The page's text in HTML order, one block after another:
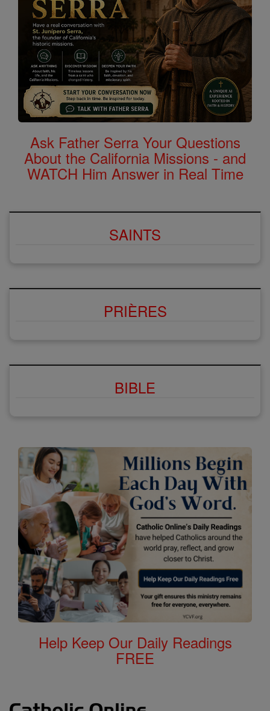
Ask Father Serra Your Questions
About the California Missions - and
WATCH Him Answer in Real Time
SAINTS
PRIÈRES
BIBLE
Help Keep Our Daily Readings
FREE